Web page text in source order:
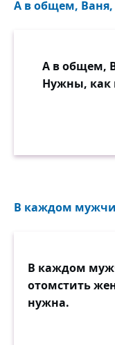
А в общем,
А в общем,
Нужны, как
В каждом
В каждом
отомстить
нужна.